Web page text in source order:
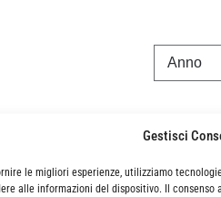
Gestisci
le migliori esperienze, utilizziamo
alle informazioni del dispositivo. Il
PRESIDENTE VI